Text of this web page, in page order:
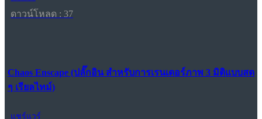
ดาวน์โหลด : 37
Chaos Enscape (ปลั๊กอิน สำหรับการเรนเดอร์ภาพ 3 มิติแบบสด
ๆ เรียลไทม์)
แชร์แวร์